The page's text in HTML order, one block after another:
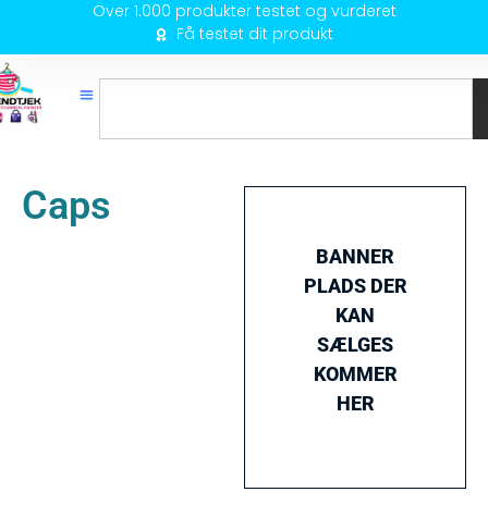
Over 1.000 produkter testet og vurderet
Få testet dit produkt
Caps
BANNER
PLADS DER
KAN
SÆLGES
KOMMER
HER